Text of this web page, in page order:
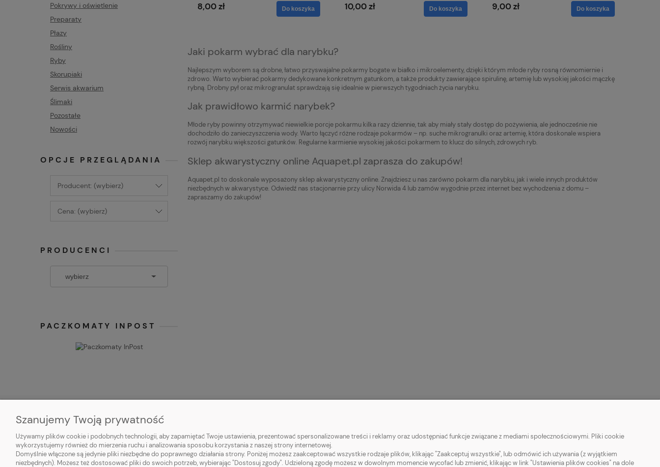
Pokrywy i oświetlenie
Preparaty
Płazy
Rośliny
Ryby
Skorupiaki
Serwis akwarium
Ślimaki
Pozostałe
Nowości
OPCJE PRZEGLĄDANIA
Producent: (wybierz)
Cena: (wybierz)
PRODUCENCI
PACZKOMATY INPOST
8,00 zł Do koszyka 10,00 zł Do koszyka 9,00 zł Do koszyka
Jaki pokarm wybrać dla narybku?
Najlepszym wyborem są drobne, łatwo przyswajalne pokarmy bogate w białko i mikroelementy, dzięki którym młode ryby rosną równomiernie i
zdrowo. Warto wybierać pokarmy dedykowane konkretnym gatunkom, a także produkty zawierające spirulinę, artemię lub wysokiej jakości mączkę
rybną. Drobny pył oraz mikrogranulat sprawdzają się idealnie w pierwszych tygodniach życia narybku.
Jak prawidłowo karmić narybek?
Młode ryby powinny otrzymywać niewielkie porcje pokarmu kilka razy dziennie, tak aby miały stały dostęp do pożywienia, ale jednocześnie nie
dochodziło do zanieczyszczenia wody. Warto łączyć różne rodzaje pokarmów – np. suche mikrogranulki oraz artemię, która doskonale wspiera
rozwój narybku większości gatunków. Regularne karmienie wysokiej jakości pokarmem to klucz do silnych, zdrowych ryb.
Sklep akwarystyczny online Aquapet.pl zaprasza do zakupów!
Aquapet.pl to doskonale wyposażony sklep akwarystyczny online. Znajdziesz u nas zarówno pokarm dla narybku, jak i wiele innych produktów
niezbędnych w akwarystyce. Odwiedź nas stacjonarnie przy ulicy Norwida 4 lub zamów wygodnie przez internet bez wychodzenia z domu –
zapraszamy do zakupów!
O NAS
Kontakt
OBSŁUGA KLIENTA
Metody płatności
POMOC
Jak kupować?
MOJE KONTO
Twoje zamówienia
Szanujemy Twoją prywatność
Używamy plików cookie i podobnych technologii, aby zapamiętać Twoje ustawienia, prezentować spersonalizowane treści i reklamy oraz udostępniać funkcje związane z mediami społecznościowymi. Pliki cookie
wykorzystujemy również do mierzenia ruchu i analizowania sposobu korzystania z naszej strony internetowej.
Domyślnie włączone są jedynie pliki niezbędne do poprawnego działania strony. Poniżej możesz zaakceptować wszystkie rodzaje plików, klikając "Zaakceptuj wszystkie", lub odmówić ich używania (z wyjątkiem
niezbędnych). Możesz też dostosować pliki do swoich potrzeb, wybierając "Dostosuj zgody". Udzieloną zgodę możesz w dowolnym momencie wycofać lub zmienić, klikając w link "Ustawienia plików cookies" na dole